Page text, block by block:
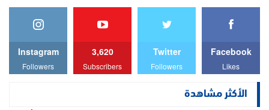
Facebook
Likes
Twitter
Followers
3,620
Subscribers
Instagram
Followers
الأكثر مشاهدة